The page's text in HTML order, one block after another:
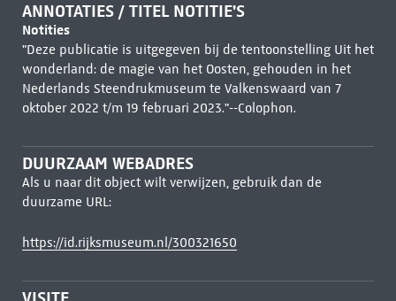
ANNOTATIES / TITEL NOTITIE'S
Notities
"Deze publicatie is uitgegeven bij de tentoonstelling Uit het
wonderland: de magie van het Oosten, gehouden in het
Nederlands Steendrukmuseum te Valkenswaard van 7
oktober 2022 t/m 19 februari 2023."--Colophon.
DUURZAAM WEBADRES
Als u naar dit object wilt verwijzen, gebruik dan de
duurzame URL:
https://id.rijksmuseum.nl/300321650